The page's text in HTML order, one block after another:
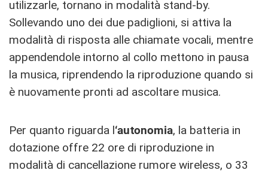
utilizzarle, tornano in modalità stand-by.
Sollevando uno dei due padiglioni, si attiva la
modalità di risposta alle chiamate vocali, mentre
appendendole intorno al collo mettono in pausa
la musica, riprendendo la riproduzione quando si
è nuovamente pronti ad ascoltare musica.
Per quanto riguarda l‘autonomia, la batteria in
dotazione offre 22 ore di riproduzione in
modalità di cancellazione rumore wireless, o 33